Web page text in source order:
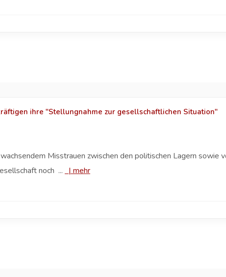
ihre "Stellungnahme zur gesellschaftlichen Situation"
Misstrauen zwischen den politischen Lagern sowie
noch ... |mehr